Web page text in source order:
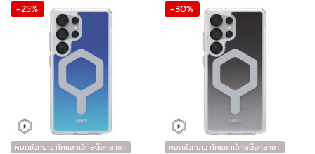
2,090 ฿.1,465 ฿.
1,890 ฿.1,510 ฿.
-25%
หมดชั่วคราว ทักแชทเช็คสต๊อกสาขา
-30%
หมดชั่วคราว ทักแชทเช็คสต๊อกสาขา